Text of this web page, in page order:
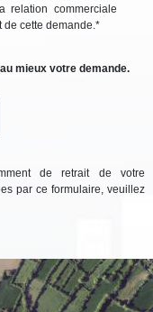
relation commerciale
de cette demande.*
mieux votre demande.
de retrait de votre
par ce formulaire, veuillez